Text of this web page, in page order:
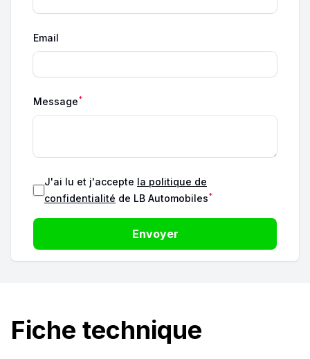
Email
Message*
J'ai lu et j'accepte la politique de
confidentialité de LB Automobiles*
Envoyer
Fiche technique